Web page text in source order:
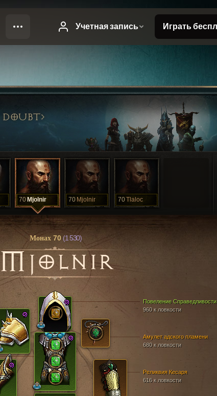
70 Mjolnir 70 Mjolnir 70Tlaloc
Монах70 (1 530)
JOLNIR
Повеление Справедливости
960 к ловкости
Реликвия Кесаря
616 к ловкости
Амулет адского пламени
680 к ловкости